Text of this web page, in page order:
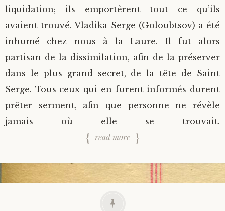
liquidation; ils emportèrent tout ce qu’ils
avaient trouvé. Vladika Serge (Goloubtsov) a été
inhumé chez nous à la Laure. Il fut alors
partisan de la dissimilation, afin de la préserver
dans le plus grand secret, de la tête de Saint
Serge. Tous ceux qui en furent informés durent
prêter serment, afin que personne ne révèle
jamais où elle se trouvait.
read more